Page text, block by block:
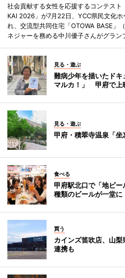
社会貢献する女性を応援するコンテス
KAI 2026」が7月22日、YCC県民文化
れ、交流型共同住宅「OTOWA BASE」
ネジャーを務める中川優子さんがグラン
見る・遊ぶ
難病少年を描いたド
マルカ！」 甲府で上
見る・遊ぶ
甲府・積翠寺温泉「
食べる
甲府駅北口で「地ビ
種類のビールが一堂に
買う
カインズ笛吹店、山
連携も